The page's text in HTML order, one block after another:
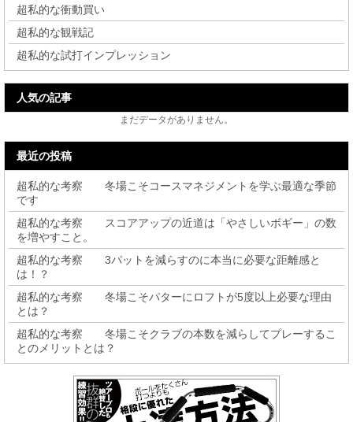
超私的な衝動買い
超私的な観戦記
超私的な試打インプレッション
人気の記事
まだデータがありません。
最近の投稿
超私的な考察 冬場こそコースマネジメントを学ぶ最適な季節
です
超私的な考察 スコアアップの近道は「やさしいボギー」の数
を増やすこと。
超私的な考察 3パットを減らすのに本当に必要な距離感と
は！？
超私的な考察 冬場こそパターにロフトが5度以上必要な理由
とは？
超私的な考察 冬場こそクラブの本数を減らしてプレーするこ
とのメリットとは？